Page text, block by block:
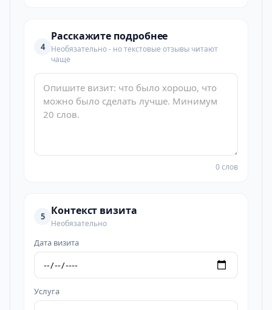
4
Расскажите подробнее
Необязательно - но текстовые отзывы читают
чаще
0 слов
5 Контекст визита
Необязательно
Дата визита
Услуга